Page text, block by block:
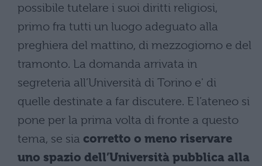
possibile tutelare i suoi diritti religiosi,
primo fra tutti un luogo adeguato alla
preghiera del mattino, di mezzogiorno e del
tramonto. La domanda arrivata in
segreteria all’Università di Torino e' di
quelle destinate a far discutere. E l’ateneo si
pone per la prima volta di fronte a questo
tema, se sia corretto o meno riservare
uno spazio dell’Università pubblica alla